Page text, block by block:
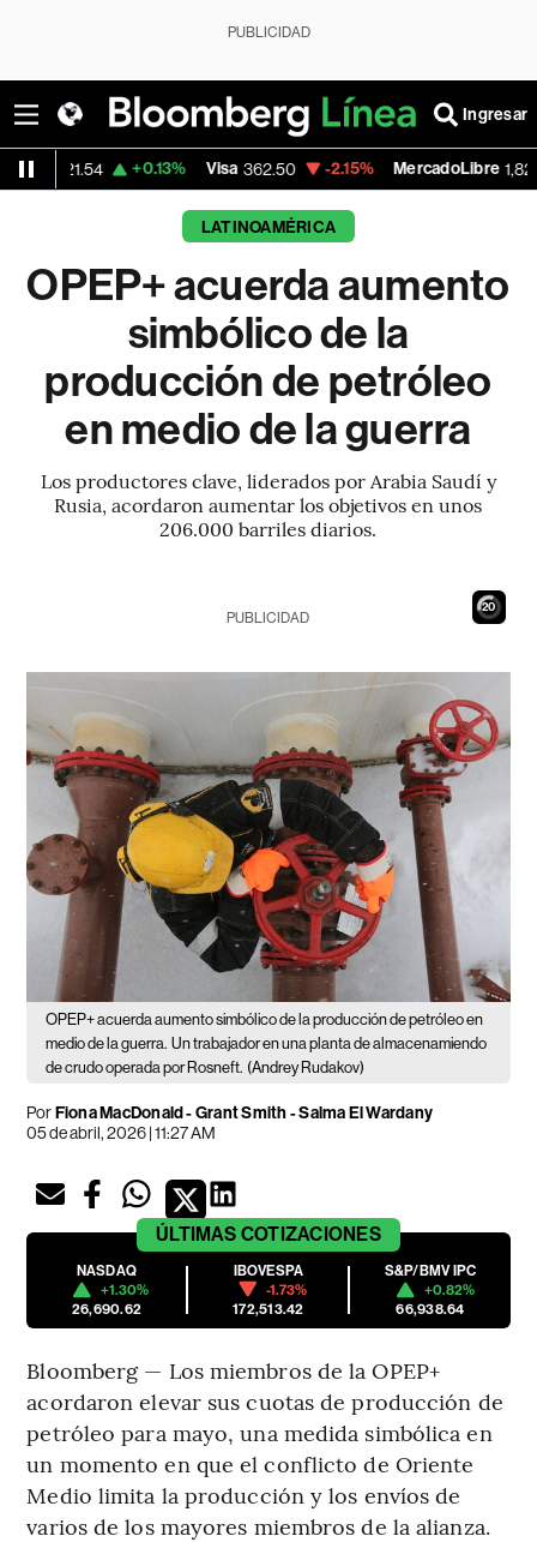
PUBLICIDAD
Ingresar
+0.13% Visa 362.50 -2.15% MercadoLibre 1,821.795 -
LATINOAMÉRICA
OPEP+ acuerda aumento
simbólico de la
producción de petróleo
en medio de la guerra
Los productores clave, liderados por Arabia Saudí y
Rusia, acordaron aumentar los objetivos en unos
206.000 barriles diarios.
19
PUBLICIDAD
OPEP+ acuerda aumento simbólico de la producción de petróleo en
medio de la guerra. Un trabajador en una planta de almacenamiendo
de crudo operada por Rosneft. (Andrey Rudakov)
PorFiona MacDonald - Grant Smith - Salma El Wardany
05 de abril, 2026 | 11:27 AM
ÚLTIMAS COTIZACIONES
NASDAQ
+1.30%
26,690.62
IBOVESPA
-1.73%
172,513.42
S&P/BMV IPC
+0.82%
66,938.64
Bloomberg — Los miembros de la OPEP+
acordaron elevar sus cuotas de producción de
petróleo para mayo, una medida simbólica en
un momento en que el conflicto de Oriente
Medio limita la producción y los envíos de
varios de los mayores miembros de la alianza.